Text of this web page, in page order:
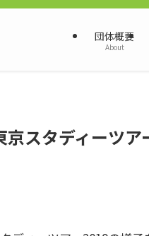
団体概要
About
京スタディーツ